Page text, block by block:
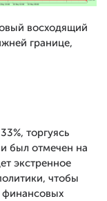
восходящий
границе,
торгуясь
был отмечен на
экстренное
чтобы
финансовых